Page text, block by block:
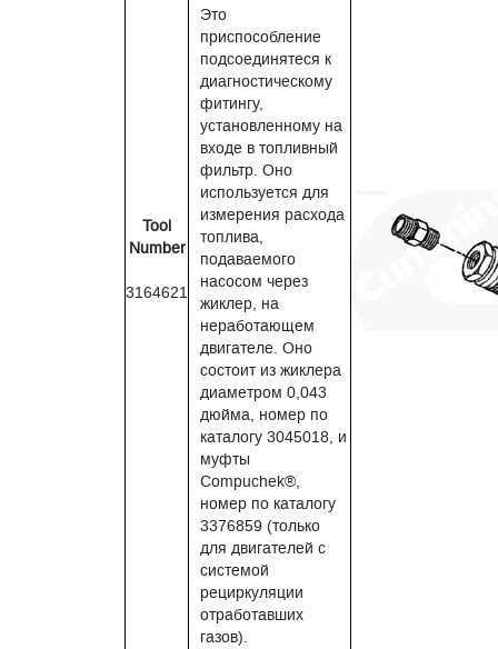
Tool
Number
3164621
Это
приспособление
подсоединятеся к
диагностическому
фитингу,
установленному на
входе в топливный
фильтр. Оно
используется для
измерения расхода
топлива,
подаваемого
насосом через
жиклер, на
неработающем
двигателе. Оно
состоит из жиклера
диаметром 0,043
дюйма, номер по
каталогу 3045018, и
муфты
Compuchek®,
номер по каталогу
3376859 (только
для двигателей с
системой
рециркуляции
отработавших
газов).